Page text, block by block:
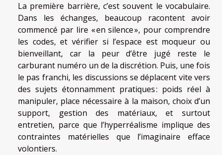
La première barrière, c’est souvent le vocabulaire.
Dans les échanges, beaucoup racontent avoir
commencé par lire « en silence », pour comprendre
les codes, et vérifier si l’espace est moqueur ou
bienveillant, car la peur d’être jugé reste le
carburant numéro un de la discrétion. Puis, une fois
le pas franchi, les discussions se déplacent vite vers
des sujets étonnamment pratiques : poids réel à
manipuler, place nécessaire à la maison, choix d’un
support, gestion des matériaux, et surtout
entretien, parce que l’hyperréalisme implique des
contraintes matérielles que l’imaginaire efface
volontiers.